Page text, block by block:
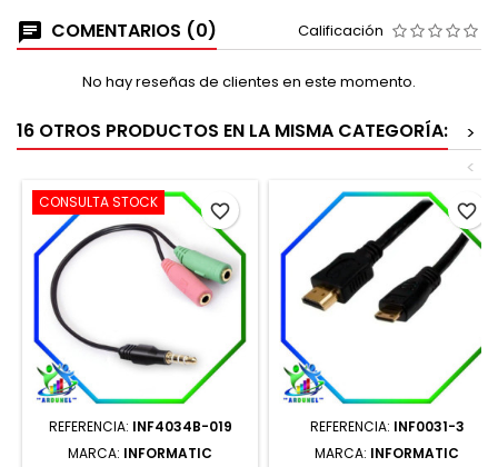
COMENTARIOS (0) Calificación
No hay reseñas de clientes en este momento.
16 OTROS PRODUCTOS EN LA MISMA CATEGORÍA:
>
<
CONSULTA STOCK
REFERENCIA: INF4034B-019
MARCA: INFORMATIC
favorite_border
REFERENCIA: INF0031-3
MARCA: INFORMATIC
favorite_border